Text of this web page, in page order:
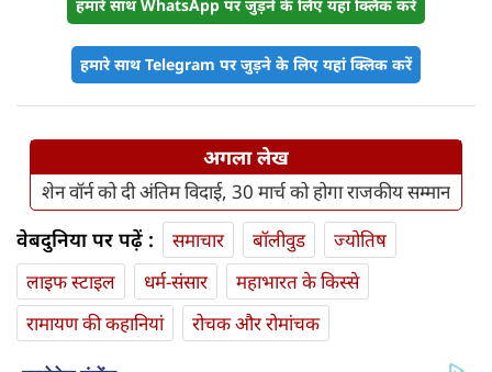
हमारे साथ WhatsApp पर जुड़ने के लिए यहां क्लिक करें
हमारे साथ Telegram पर जुड़ने के लिए यहां क्लिक करें
अगला लेख
शेन वॉर्न को दी अंतिम विदाई, 30 मार्च को होगा राजकीय सम्मान
वेबदुनिया पर पढ़ें : समाचार बॉलीवुड
ज्योतिष
लाइफ स्‍टाइल
धर्म-संसार
महाभारत के किस्से
रामायण की कहानियां
रोचक और रोमांचक